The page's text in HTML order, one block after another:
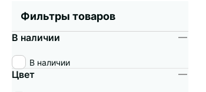
Фильтры товаров
В наличии
В наличии
Цвет